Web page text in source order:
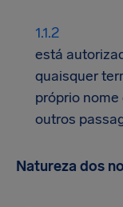
está
quaisquer
próprio nome
outros
Natureza dos